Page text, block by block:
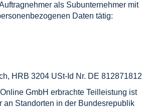
als Subunternehmer mit
Daten tätig:
HRB 3204 USt-Id Nr. DE 812871812
GmbH erbrachte Teilleistung ist
an Standorten in der Bundesrepublik